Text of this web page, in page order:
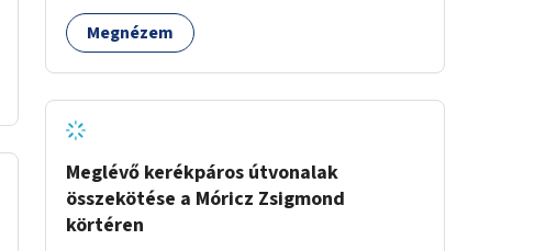
Megnézem
Meglévő kerékpáros útvonalak
összekötése a Móricz Zsigmond
körtéren